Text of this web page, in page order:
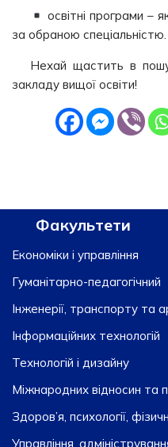
освітні програми –
за обраною спеціальністю.
Нехай щастить в
закладу вищої освіти!
Факультети
Економіки і управління
Гуманітарно-педагогічний
Інженерії, транспорту та
Інформаційних технологій
Технологій і дизайну
Міжнародних відносин та
Здоров’я, психології,
Управління,